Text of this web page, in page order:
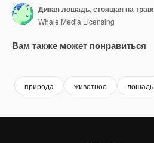
Дикая лошадь, стоящая на
Whale Media Licensing
Вам также может понравиться
природа животное лошадь